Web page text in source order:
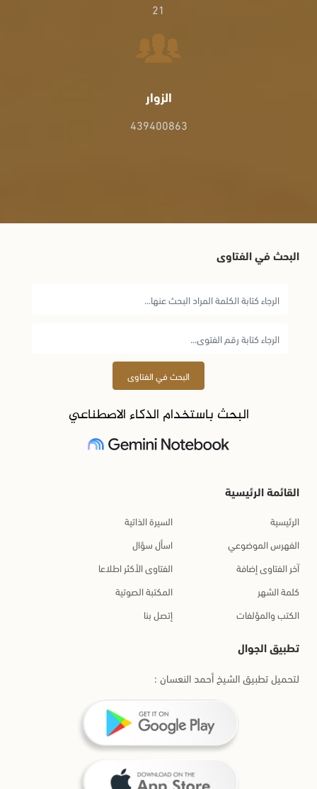
21
الزوار
439400863
البحث في الفتاوى
البحث في الفتاوى
البحث باستخدام الذكاء الاصطناعي
القائمة الرئيسية
الرئيسية
السيرة الذاتية
الفهرس الموضوعي
اسأل سؤال
آخر الفتاوى إضافة
الفتاوى الأكثر اطلاعا
كلمة الشهر
المكتبة الصوتية
الكتب والمؤلفات
إتصل بنا
تطبيق الجوال
لتحميل تطبيق الشيخ أحمد النعسان :